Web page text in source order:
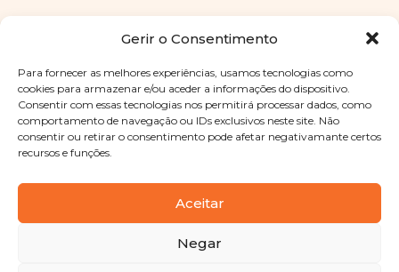
Gerir o Consentimento
Para fornecer as melhores experiências, usamos tecnologias como
cookies para armazenar e/ou aceder a informações do dispositivo.
Consentir com essas tecnologias nos permitirá processar dados, como
comportamento de navegação ou IDs exclusivos neste site. Não
consentir ou retirar o consentimento pode afetar negativamante certos
recursos e funções.
Aceitar
Negar
Copyright © 2025 Sabores Santa Clara
. Todos os direitos
reservadosPolítica de Privacidade |Termos e condições
Designed byShift Your Branding Agency